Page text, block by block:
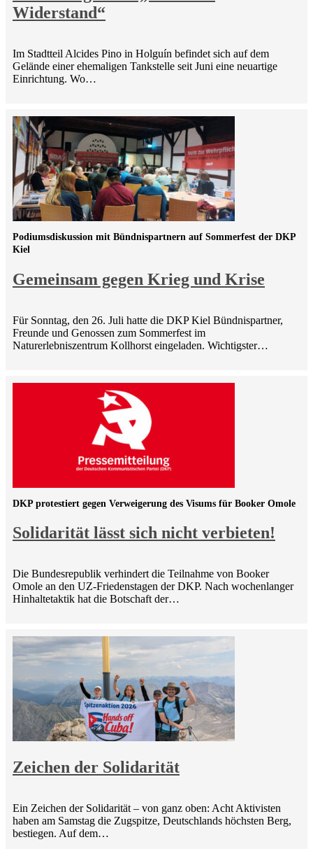
Widerstand“
Im Stadtteil Alcides Pino in Holguín befindet sich auf dem
Gelände einer ehemaligen Tankstelle seit Juni eine neuartige
Einrichtung. Wo…
Gemeinsam gegen Krieg und Krise
Podiumsdiskussion mit Bündnispartnern auf Sommerfest der DKP
Kiel
Für Sonntag, den 26. Juli hatte die DKP Kiel Bündnispartner,
Freunde und Genossen zum Sommerfest im
Naturerlebniszentrum Kollhorst eingeladen. Wichtigster…
Solidarität lässt sich nicht verbieten!
DKP protestiert gegen Verweigerung des Visums für Booker Omole
Die Bundesrepublik verhindert die Teilnahme von Booker
Omole an den UZ-Friedenstagen der DKP. Nach wochenlanger
Hinhaltetaktik hat die Botschaft der…
Zeichen der Solidarität
Ein Zeichen der Solidarität – von ganz oben: Acht Aktivisten
haben am Samstag die Zugspitze, Deutschlands höchsten Berg,
bestiegen. Auf dem…